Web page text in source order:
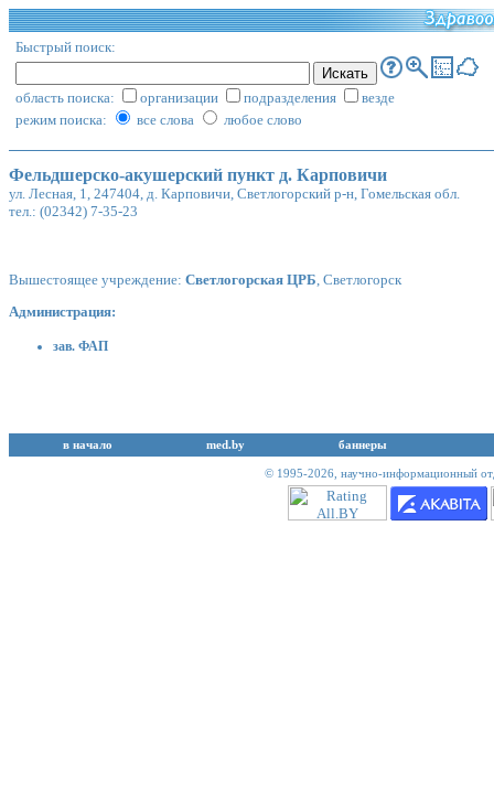
Быстрый поиск:
область поиска: организации подразделения
везде
режим поиска:
все слова любое слово
Фельдшерско-акушерский пункт д. Карповичи
ул. Лесная, 1, 247404, д. Карповичи, Светлогорский р-н, Гомельская обл.
тел.: (02342) 7-35-23
Вышестоящее учреждение: Светлогорская ЦРБ , Светлогорск
Администрация:
зав. ФАП
в начало med.by баннеры
© 1995-2026, научно-информационный